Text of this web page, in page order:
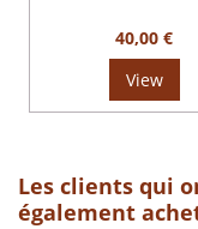
40,00 €
View
Les clients qui
également